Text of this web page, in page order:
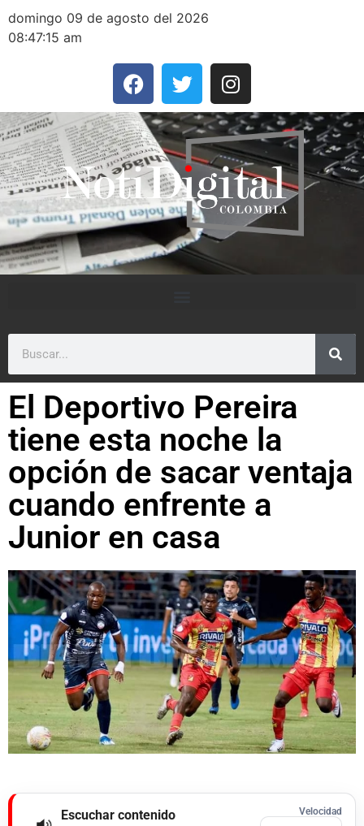
domingo 09 de agosto del 2026
08:47:15 am
El Deportivo Pereira
tiene esta noche la
opción de sacar ventaja
cuando enfrente a
Junior en casa
Escuchar contenido Velocidad